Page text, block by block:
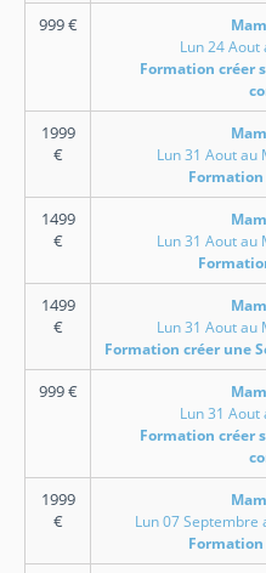
999€
Lun 24 Aout
Formation créer
1999
€
Lun 31 Aout au
1499
€
Lun 31 Aout au
1499
€
Lun 31 Aout au
Formation créer une
999€
Lun 31 Aout
Formation créer
1999
€
Lun 07